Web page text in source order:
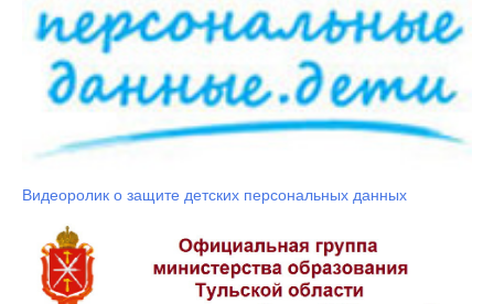
Видеоролик о защите детских персональных данных